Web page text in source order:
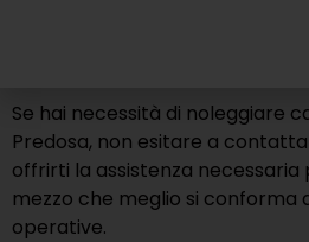
Se hai necessità di noleggiare
Predosa, non esitare a
offrirti la assistenza necessaria
mezzo che meglio si conforma
operative.